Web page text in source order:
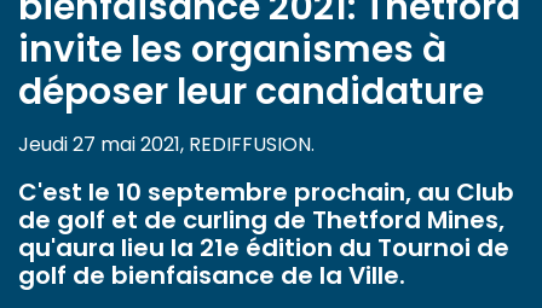
invite les organismes à
déposer leur candidature
Jeudi 27 mai 2021, REDIFFUSION.
C'est le 10 septembre prochain, au Club
de golf et de curling de Thetford Mines,
qu'aura lieu la 21e édition du Tournoi de
golf de bienfaisance de la Ville.